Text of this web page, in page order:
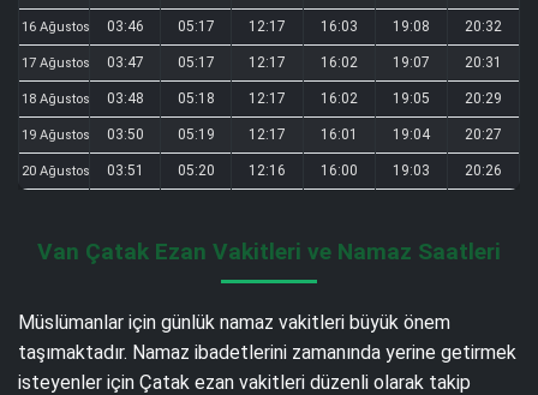
16 Ağustos 03:46 05:17 12:17 16:03 19:08 20:32
17 Ağustos 03:47 05:17 12:17 16:02 19:07 20:31
18 Ağustos 03:48 05:18 12:17 16:02 19:05 20:29
19 Ağustos 03:50 05:19 12:17 16:01 19:04 20:27
20 Ağustos 03:51 05:20 12:16 16:00 19:03 20:26
Van Çatak Ezan Vakitleri ve Namaz Saatleri
Müslümanlar için günlük namaz vakitleri büyük önem
taşımaktadır. Namaz ibadetlerini zamanında yerine getirmek
isteyenler için Çatak ezan vakitleri düzenli olarak takip